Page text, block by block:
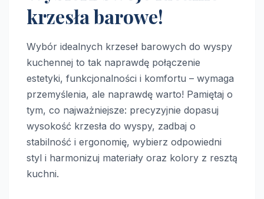
krzesła barowe!
Wybór idealnych krzeseł barowych do wyspy
kuchennej to tak naprawdę połączenie
estetyki, funkcjonalności i komfortu – wymaga
przemyślenia, ale naprawdę warto! Pamiętaj o
tym, co najważniejsze: precyzyjnie dopasuj
wysokość krzesła do wyspy, zadbaj o
stabilność i ergonomię, wybierz odpowiedni
styl i harmonizuj materiały oraz kolory z resztą
kuchni.